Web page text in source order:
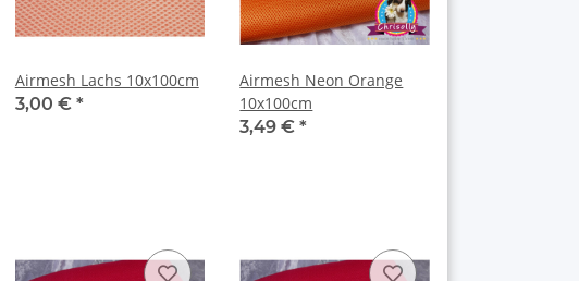
Airmesh Lachs 10x100cm
3,00 € *
Airmesh Neon Orange
10x100cm
3,49 €*